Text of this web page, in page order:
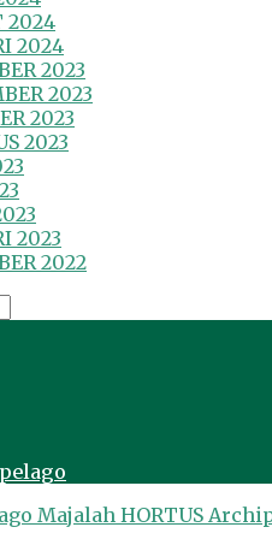
2024
2024
2023
2023
2023
2023
2023
2022
Majalah HORTUS